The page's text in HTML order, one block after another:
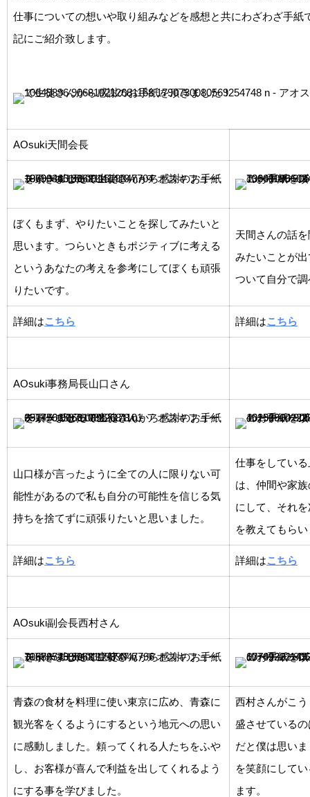
仕事についての想いや取り組みなどを感想と共にわざわざ手紙
記にご紹介致します。
AOsuki天間会長
ぼくもまず、やりたいことを探してみたいと
思います。つらいときもポジティブに考える
というあなたの考えを参考にしてぼくも頑張
りたいです。
天間さんの話
みたいことが
ついて自分で
詳細はこちら 詳細はこちら
AOsuki事務局長山口さん
山口様が言ったように全ての人に限りない可
能性があるので私も自分の可能性を信じる気
持ちを捨てずに頑張りたいと思いました。
仕事をしてい
は、仲間や家
にして、それ
を教えてもら
詳細はこちら 詳細はこちら
AOsuki副会長西村さん
青森の食材を料理に使い東京に広め、青森に
観光客をくるようにするという地元への思い
に感動しました。頼ってくれる人たちをふや
し、お客様が喜んで利益を出してくれるよう
にする事を学びました。
西村さんがこ
盛させている
だと僕は思い
を笑顔にして
ます。